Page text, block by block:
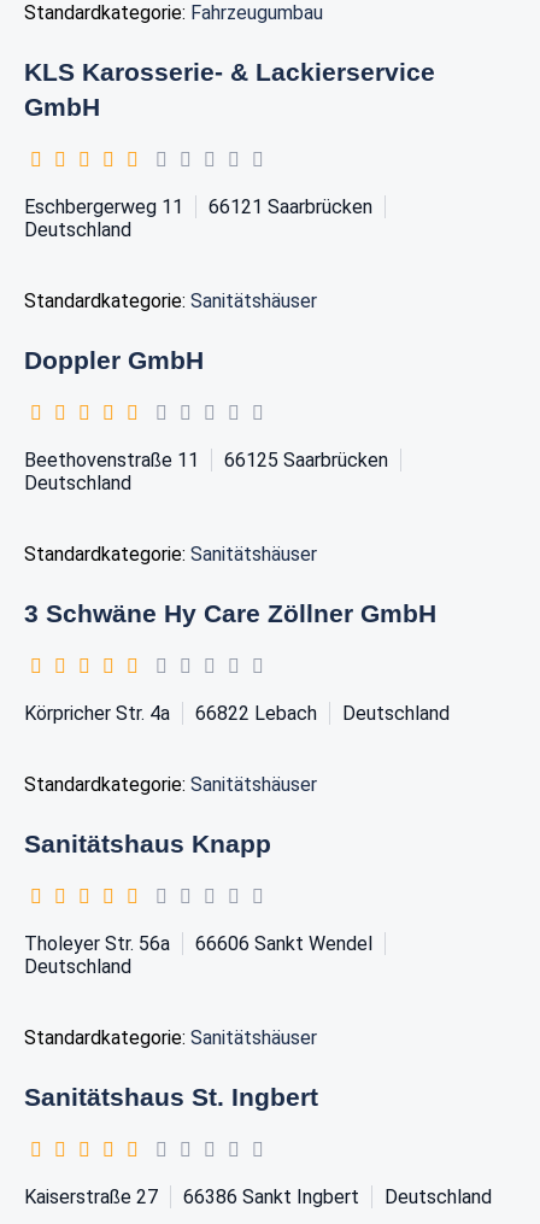
Standardkategorie: Fahrzeugumbau
KLS Karosserie- & Lackierservice
GmbH
Eschbergerweg 11 66121 Saarbrücken
Deutschland
Standardkategorie: Sanitätshäuser
Doppler GmbH
Beethovenstraße 11 66125 Saarbrücken
Deutschland
Standardkategorie: Sanitätshäuser
3 Schwäne Hy Care Zöllner GmbH
Körpricher Str. 4a 66822 Lebach Deutschland
Standardkategorie: Sanitätshäuser
Sanitätshaus Knapp
Tholeyer Str. 56a 66606 Sankt Wendel
Deutschland
Standardkategorie: Sanitätshäuser
Sanitätshaus St. Ingbert
Kaiserstraße 27 66386 Sankt Ingbert Deutschland